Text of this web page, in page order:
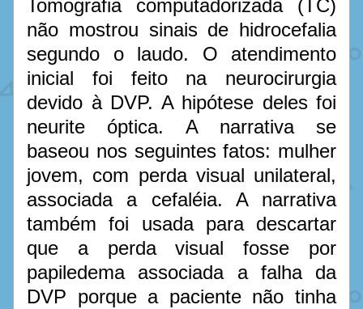
Tomografia computadorizada (TC)
não mostrou sinais de hidrocefalia
segundo o laudo. O atendimento
inicial foi feito na neurocirurgia
devido à DVP. A hipótese deles foi
neurite óptica. A narrativa se
baseou nos seguintes fatos: mulher
jovem, com perda visual unilateral,
associada a cefaléia. A narrativa
também foi usada para descartar
que a perda visual fosse por
papiledema associada a falha da
DVP porque a paciente não tinha